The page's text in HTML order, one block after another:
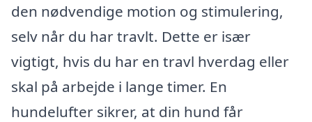
den nødvendige motion og stimulering,
selv når du har travlt. Dette er især
vigtigt, hvis du har en travl hverdag eller
skal på arbejde i lange timer. En
hundelufter sikrer, at din hund får